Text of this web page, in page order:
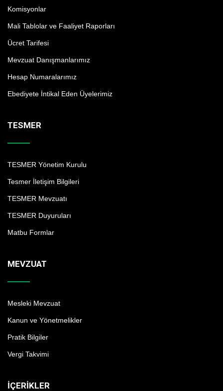
Komisyonlar
Mali Tablolar ve Faaliyet Raporları
Ücret Tarifesi
Mevzuat Danışmanlarımız
Hesap Numaralarımız
Ebediyete İntikal Eden Üyelerimiz
TESMER
TESMER Yönetim Kurulu
Tesmer İletişim Bilgileri
TESMER Mevzuatı
TESMER Duyuruları
Matbu Formlar
MEVZUAT
Mesleki Mevzuat
Kanun ve Yönetmelikler
Pratik Bilgiler
Vergi Takvimi
İÇERIKLER